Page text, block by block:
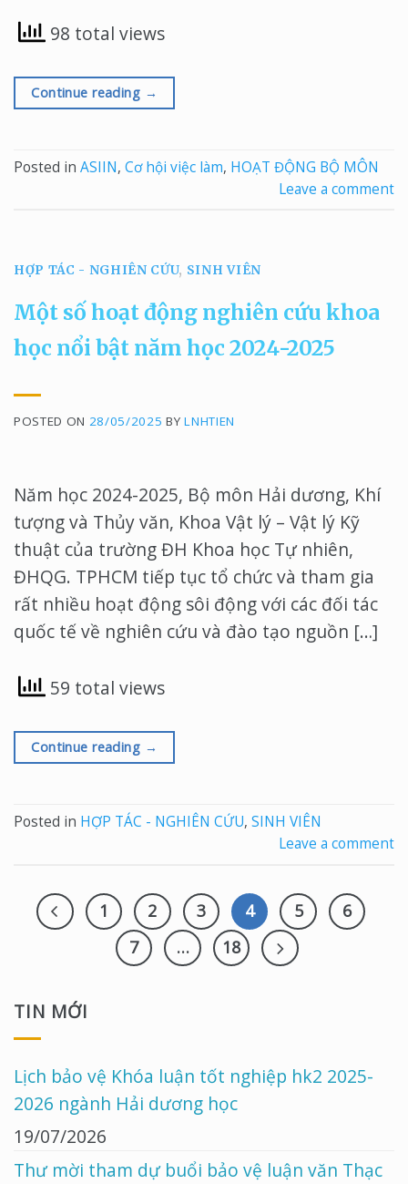
98 total views
Continue reading →
Posted in ASIIN, Cơ hội việc làm, HOẠT ĐỘNG BỘ MÔN
Leave a comment
HỢP TÁC - NGHIÊN CỨU, SINH VIÊN
Một số hoạt động nghiên cứu khoa
học nổi bật năm học 2024-2025
POSTED ON 28/05/2025 BYLNHTIEN
Năm học 2024-2025, Bộ môn Hải dương, Khí
tượng và Thủy văn, Khoa Vật lý – Vật lý Kỹ
thuật của trường ĐH Khoa học Tự nhiên,
ĐHQG. TPHCM tiếp tục tổ chức và tham gia
rất nhiều hoạt động sôi động với các đối tác
quốc tế về nghiên cứu và đào tạo nguồn […]
59 total views
Continue reading →
Posted in HỢP TÁC - NGHIÊN CỨU, SINH VIÊN
Leave a comment
1 2 3 4 5
6
7
… 18
TIN MỚI
Lịch bảo vệ Khóa luận tốt nghiệp hk2 2025-
2026 ngành Hải dương học
19/07/2026
Thư mời tham dự buổi bảo vệ luận văn Thạc